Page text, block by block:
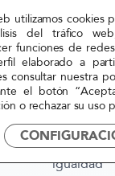
»
Red
campaña
igualdad
utilizamos cookies
del tráfico
funciones de
elaborado a
consultar nuestra
el botón
o rechazar su uso